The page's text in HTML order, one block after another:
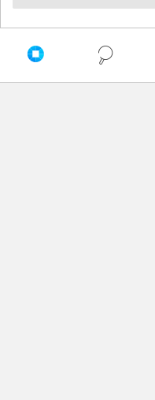
Zaufali nam